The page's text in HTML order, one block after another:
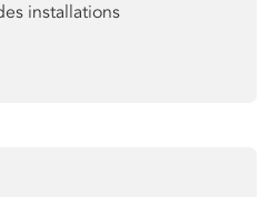
installations